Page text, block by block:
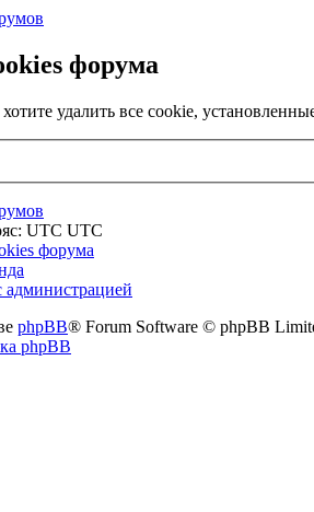
форума
удалить все cookie,
UTC UTC
форума
администрацией
phpBB® Forum Software © phpBB
phpBB